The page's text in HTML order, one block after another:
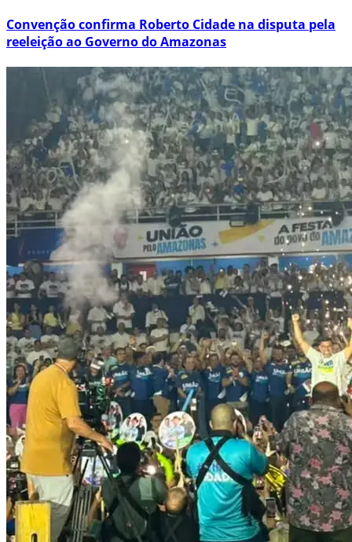
Convenção confirma Roberto Cidade na disputa pela
reeleição ao Governo do Amazonas